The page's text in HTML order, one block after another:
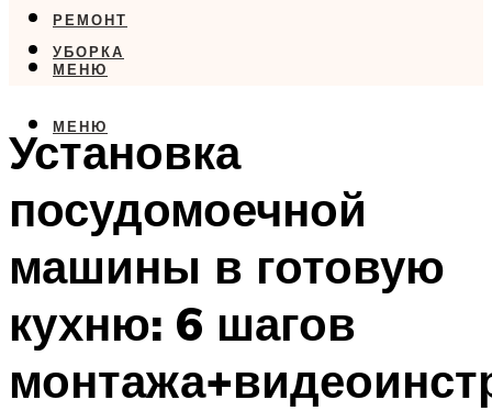
РЕМОНТ
УБОРКА
МЕНЮ
МЕНЮ
Установка
посудомоечной
машины в готовую
кухню: 6 шагов